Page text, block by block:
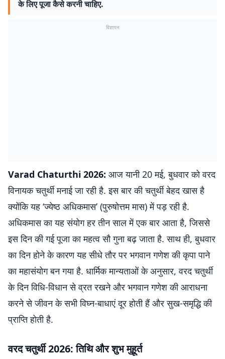
के लिए पूजा कैसे करनी चाहिए.
विज्ञापन
Varad Chaturthi 2026: आज यानी 20 मई, बुधवार को वरद
विनायक चतुर्थी मनाई जा रही है. इस बार की चतुर्थी बेहद खास है
क्योंकि यह ‘ज्येष्ठ अधिकमास’ (पुरुषोत्तम मास) में पड़ रही है.
अधिकमास का यह संयोग हर तीन साल में एक बार आता है, जिससे
इस दिन की गई पूजा का महत्व सौ गुना बढ़ जाता है. साथ ही, बुधवार
का दिन होने के कारण यह सीधे तौर पर भगवान गणेश की कृपा पाने
का महासंयोग बन गया है. धार्मिक मान्यताओं के अनुसार, वरद चतुर्थी
के दिन विधि-विधान से व्रत रखने और भगवान गणेश की आराधना
करने से जीवन के सभी विघ्न-बाधाएं दूर होती हैं और सुख-समृद्धि की
प्राप्ति होती है.
वरद चतुर्थी 2026: तिथि और शुभ मुहूर्त